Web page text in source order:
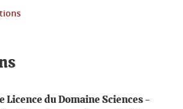
Licence du Domaine Sciences -